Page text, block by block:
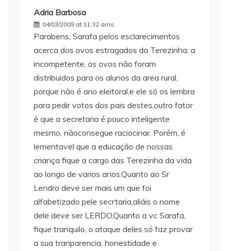
Adria Barbosa
04/03/2009 at 11:32 ams
Parabens, Sarafa pelos esclarecimentos
acerca dos ovos estragados da Terezinha, a
incompetente, os ovos não foram
distribuidos para os alunos da area rural,
porque não é ano eleitoral,e ele só os lembra
para pedir votos dos pais destes,outro fator
é que a secretaria é pouco inteligente
mesmo, nãoconsegue raciocinar. Porém, é
lementavel que a educação de nossas
criança fique a cargo das Terezinha da vida
ao longo de varios anos.Quanto ao Sr
Lendro deve ser mais um que foi
alfabetizado pele secrtaria,aliáis o nome
dele deve ser LERDO.Quanto a vc Sarafa,
fique tranquilo, o ataque deles só faz provar
a sua tranparencia, honestidade e